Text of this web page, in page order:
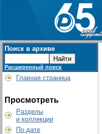
Поиск в архиве
Расширенный поиск
Главная страница
Просмотреть
Разделы
и коллекции
По дате